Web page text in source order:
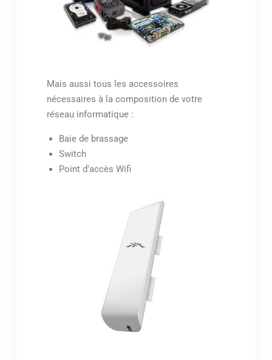
Mais aussi tous les accessoires
nécessaires à la composition de votre
réseau informatique :
Baie de brassage
Switch
Point d’accès Wifi